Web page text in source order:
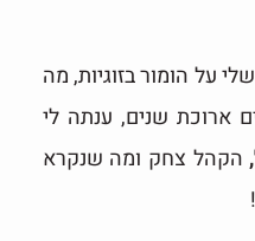
על הומור בזוגיות, מה
ארוכת שנים, ענתה לי
הקהל צחק ומה שנקרא